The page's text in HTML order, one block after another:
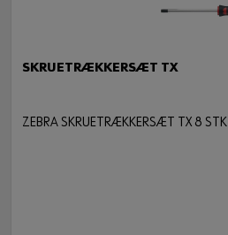
SKRUETRÆKKERSÆT TX
ZEBRA SKRUETRÆKKERSÆT TX 8 STK